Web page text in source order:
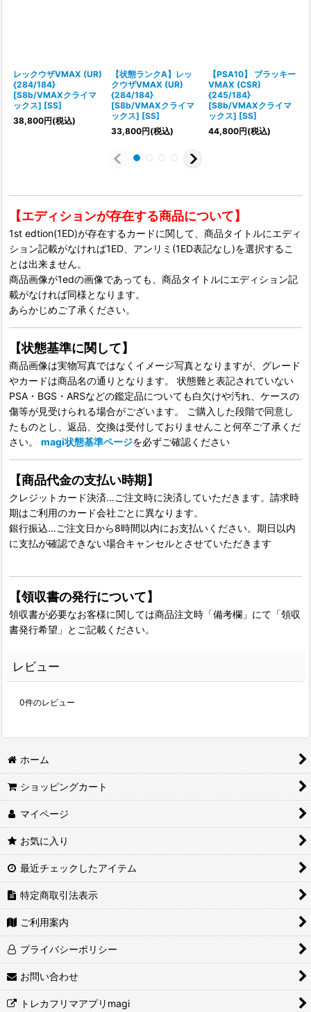
レックウザVMAX (UR)
{284/184}
[S8b/VMAXクライマ
ックス] [SS]
38,800円(税込)
【状態ランクA】レッ
クウザVMAX (UR)
{284/184}
[S8b/VMAXクライマ
ックス] [SS]
33,800円(税込)
【PSA10】 ブラッキー
VMAX (CSR)
{245/184}
[S8b/VMAXクライマ
ックス] [SS]
44,800円(税込)
【エディションが存在する商品について】
1st edtion(1ED)が存在するカードに関して、商品タイトルにエディ
ション記載がなければ1ED、アンリミ(1ED表記なし)を選択するこ
とは出来ません。
商品画像が1edの画像であっても、商品タイトルにエディション記
載がなければ同様となります。
あらかじめご了承ください。
【状態基準に関して】
商品画像は実物写真ではなくイメージ写真となりますが、グレード
やカードは商品名の通りとなります。 状態難と表記されていない
PSA・BGS・ARSなどの鑑定品についても白欠けや汚れ、ケースの
傷等が見受けられる場合がございます。 ご購入した段階で同意し
たものとし、返品、交換は受付しておりませんこと何卒ご了承くだ
さい。 magi状態基準ページを必ずご確認ください
【商品代金の支払い時期】
クレジットカード決済…ご注文時に決済していただきます。請求時
期はご利用のカード会社ごとに異なります。
銀行振込…ご注文日から8時間以内にお支払いください。期日以内
に支払が確認できない場合キャンセルとさせていただきます
【領収書の発行について】
領収書が必要なお客様に関しては商品注文時「備考欄」にて「領収
書発行希望」とご記載ください。
レビュー
0件のレビュー
ホーム
ショッピングカート
マイページ
お気に入り
最近チェックしたアイテム
特定商取引法表示
ご利用案内
プライバシーポリシー
お問い合わせ
トレカフリマアプリmagi